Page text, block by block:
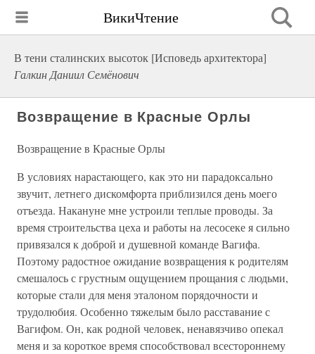
ВикиЧтение
В тени сталинских высоток [Исповедь архитектора]
Галкин Даниил Семёнович
Возвращение в Красные Орлы
Возвращение в Красные Орлы
В условиях нарастающего, как это ни парадоксально
звучит, летнего дискомфорта приблизился день моего
отъезда. Накануне мне устроили теплые проводы. За
время строительства цеха и работы на лесосеке я сильно
привязался к доброй и душевной команде Вагифа.
Поэтому радостное ожидание возвращения к родителям
смешалось с грустным ощущением прощания с людьми,
которые стали для меня эталоном порядочности и
трудолюбия. Особенно тяжелым было расставание с
Вагифом. Он, как родной человек, ненавязчиво опекал
меня и за короткое время способствовал всестороннему